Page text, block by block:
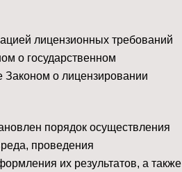
лицензионных требований
о государственном
Законом о лицензировании
порядок осуществления
проведения
их результатов, а также